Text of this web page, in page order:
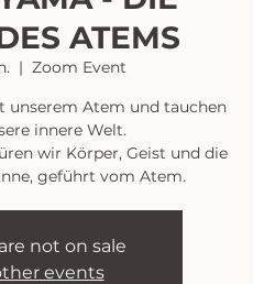
ATEMS
  |
Zoom Event
unserem Atem und tauchen
innere Welt.
wir Körper, Geist und die
geführt vom Atem.
not on sale
events